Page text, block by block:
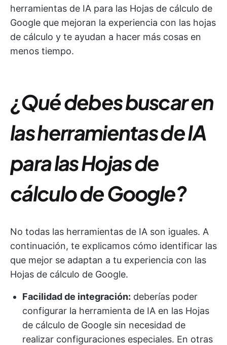
herramientas de IA para las Hojas de cálculo de
Google que mejoran la experiencia con las hojas
de cálculo y te ayudan a hacer más cosas en
menos tiempo.
¿Qué debes buscar en
las herramientas de IA
para las Hojas de
cálculo de Google?
No todas las herramientas de IA son iguales. A
continuación, te explicamos cómo identificar las
que mejor se adaptan a tu experiencia con las
Hojas de cálculo de Google.
Facilidad de integración: deberías poder
configurar la herramienta de IA en las Hojas
de cálculo de Google sin necesidad de
realizar configuraciones especiales. En otras